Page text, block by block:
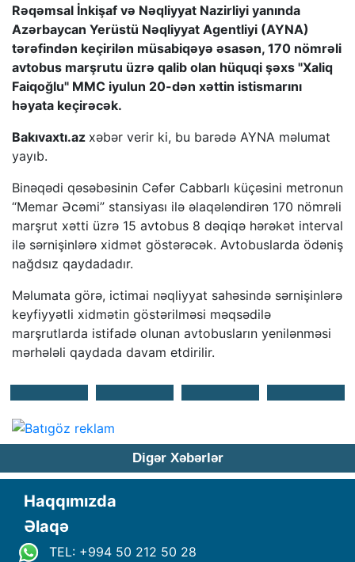
Rəqəmsal İnkişaf və Nəqliyyat Nazirliyi yanında
Azərbaycan Yerüstü Nəqliyyat Agentliyi (AYNA)
tərəfindən keçirilən müsabiqəyə əsasən, 170 nömrəli
avtobus marşrutu üzrə qalib olan hüquqi şəxs "Xaliq
Faiqoğlu" MMC iyulun 20-dən xəttin istismarını
həyata keçirəcək.
Bakıvaxtı.az xəbər verir ki, bu barədə AYNA məlumat
yayıb.
Binəqədi qəsəbəsinin Cəfər Cabbarlı küçəsini metronun
“Memar Əcəmi” stansiyası ilə əlaqələndirən 170 nömrəli
marşrut xətti üzrə 15 avtobus 8 dəqiqə hərəkət interval
ilə sərnişinlərə xidmət göstərəcək. Avtobuslarda ödəniş
nağdsız qaydadadır.
Məlumata görə, ictimai nəqliyyat sahəsində sərnişinlərə
keyfiyyətli xidmətin göstərilməsi məqsədilə
marşrutlarda istifadə olunan avtobusların yenilənməsi
mərhələli qaydada davam etdirilir.
Digər Xəbərlər
Haqqımızda
Əlaqə
TEL: +994 50 212 50 28